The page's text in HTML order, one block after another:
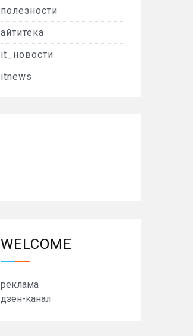
полезности
айтитека
it_новости
itnews
WELCOME
реклама
дзен-канал